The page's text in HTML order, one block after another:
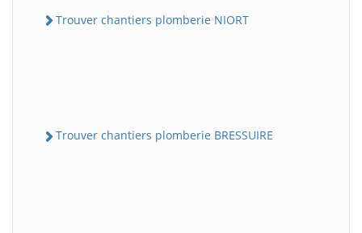
Trouver chantiers plomberie NIORT
Trouver chantiers plomberie BRESSUIRE